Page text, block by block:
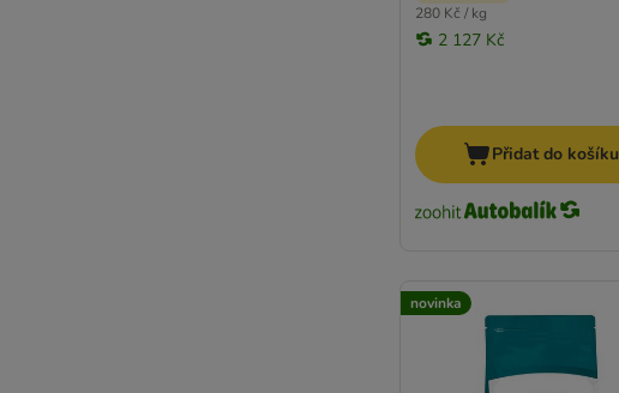
280 Kč / kg
2 127 Kč
Přidat do košíku
novinka